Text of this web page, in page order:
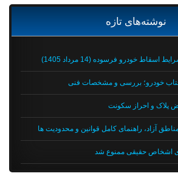
نوشته‌های تازه
خودرو فرسوده (14 مرداد 1405)
و احراز سکونت
آزاد، راهنمای کامل قوانین و محدودیت ها
حقیقی ممنوع شد